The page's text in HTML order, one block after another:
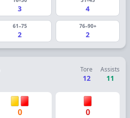
3 4
61–75
2
76–90+
2
Tore
12
Assists
11
0 0